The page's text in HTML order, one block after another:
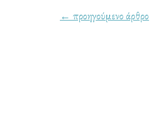
← προηγούμενο άρθρο